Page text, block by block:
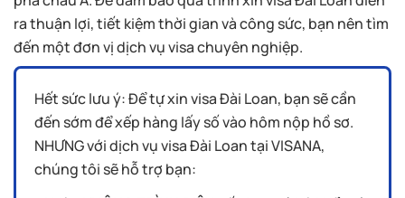
ra thuận lợi, tiết kiệm thời gian và công sức, bạn nên tìm
đến một đơn vị dịch vụ visa chuyên nghiệp.
Hết sức lưu ý: Để tự xin visa Đài Loan, bạn sẽ cần
đến sớm để xếp hàng lấy số vào hôm nộp hồ sơ.
NHƯNG với dịch vụ visa Đài Loan tại VISANA,
chúng tôi sẽ hỗ trợ bạn: